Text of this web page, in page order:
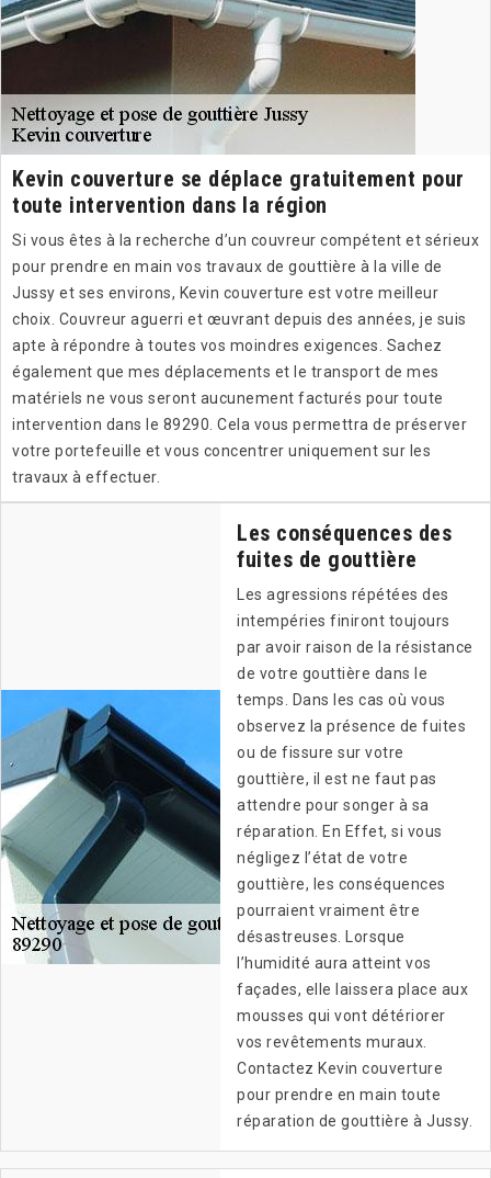
Kevin couverture se déplace gratuitement pour
toute intervention dans la région
Si vous êtes à la recherche d’un couvreur compétent et sérieux
pour prendre en main vos travaux de gouttière à la ville de
Jussy et ses environs, Kevin couverture est votre meilleur
choix. Couvreur aguerri et œuvrant depuis des années, je suis
apte à répondre à toutes vos moindres exigences. Sachez
également que mes déplacements et le transport de mes
matériels ne vous seront aucunement facturés pour toute
intervention dans le 89290. Cela vous permettra de préserver
votre portefeuille et vous concentrer uniquement sur les
travaux à effectuer.
Les conséquences des
fuites de gouttière
Les agressions répétées des
intempéries finiront toujours
par avoir raison de la résistance
de votre gouttière dans le
temps. Dans les cas où vous
observez la présence de fuites
ou de fissure sur votre
gouttière, il est ne faut pas
attendre pour songer à sa
réparation. En Effet, si vous
négligez l’état de votre
gouttière, les conséquences
pourraient vraiment être
désastreuses. Lorsque
l’humidité aura atteint vos
façades, elle laissera place aux
mousses qui vont détériorer
vos revêtements muraux.
Contactez Kevin couverture
pour prendre en main toute
réparation de gouttière à Jussy.